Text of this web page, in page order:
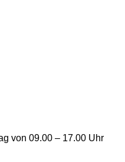
von 09.00 – 17.00 Uhr